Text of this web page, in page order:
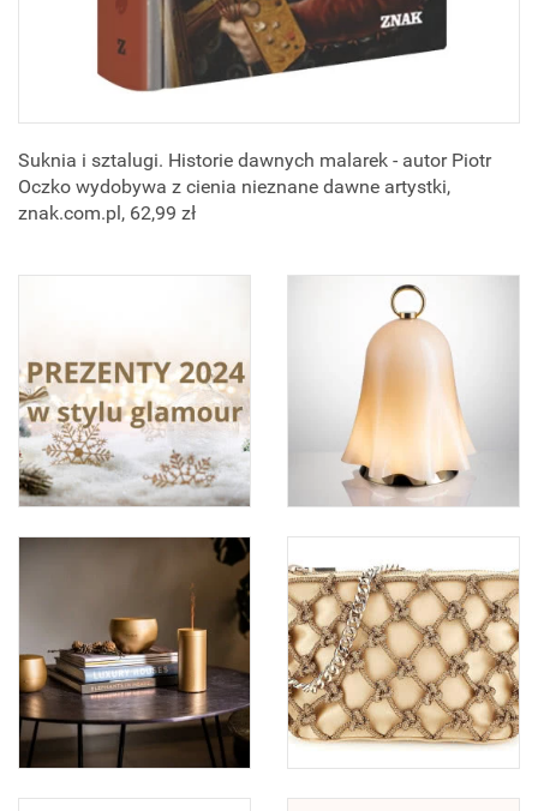
Suknia i sztalugi. Historie dawnych malarek - autor Piotr
Oczko wydobywa z cienia nieznane dawne artystki,
znak.com.pl, 62,99 zł